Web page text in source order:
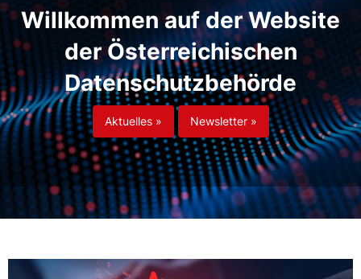
Willkommen auf der Website
der Österreichischen
Datenschutzbehörde
Aktuelles » Newsletter »